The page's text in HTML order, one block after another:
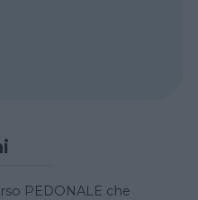
PEDONALE che